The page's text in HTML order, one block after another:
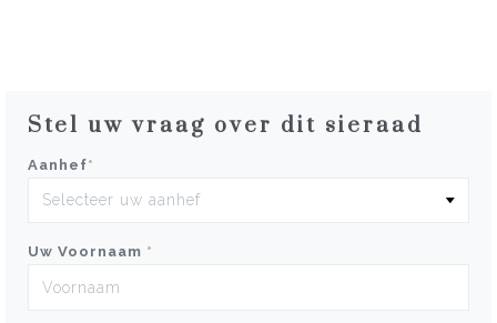
Stel uw vraag over dit sieraad
Aanhef*
Uw Voornaam *